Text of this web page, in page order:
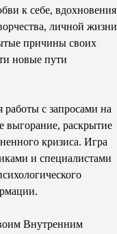
к себе, вдохновения
личной жизни
причины своих
новые пути
работы с запросами на
выгорание, раскрытие
кризиса. Игра
и специалистами
Внутренним